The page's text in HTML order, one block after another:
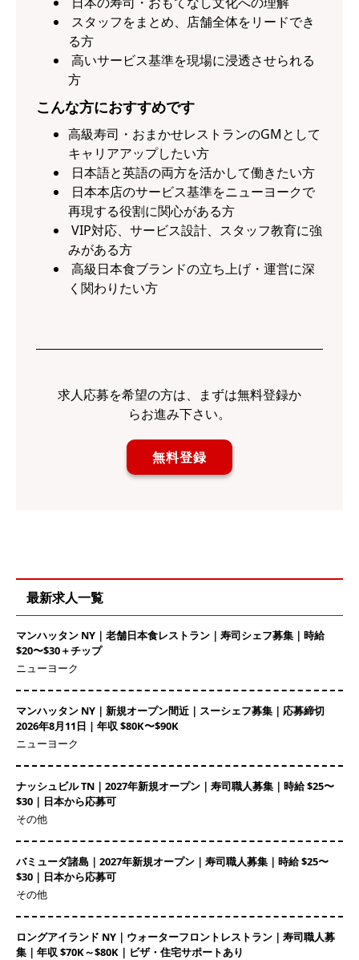
スタッフをまとめ、店舗全体をリードでき
る方
高いサービス基準を現場に浸透させられる
方
こんな方におすすめです
高級寿司・おまかせレストランのGMとして
キャリアアップしたい方
日本語と英語の両方を活かして働きたい方
日本本店のサービス基準をニューヨークで
再現する役割に関心がある方
VIP対応、サービス設計、スタッフ教育に強
みがある方
高級日本食ブランドの立ち上げ・運営に深
く関わりたい方
求人応募を希望の方は、まずは無料登録か
らお進み下さい。
無料登録
最新求人一覧
マンハッタン NY｜老舗日本食レストラン｜寿司シェフ募集｜時給
$20〜$30＋チップ
ニューヨーク
マンハッタン NY｜新規オープン間近｜スーシェフ募集｜応募締切
2026年8月11日 | 年収 $80K〜$90K
ニューヨーク
ナッシュビル TN｜2027年新規オープン｜寿司職人募集｜時給 $25〜
$30｜日本から応募可
その他
バミューダ諸島｜2027年新規オープン｜寿司職人募集｜時給 $25〜
$30｜日本から応募可
その他
ロングアイランド NY｜ウォーターフロントレストラン｜寿司職人募
集｜年収 $70K～$80K｜ビザ・住宅サポートあり